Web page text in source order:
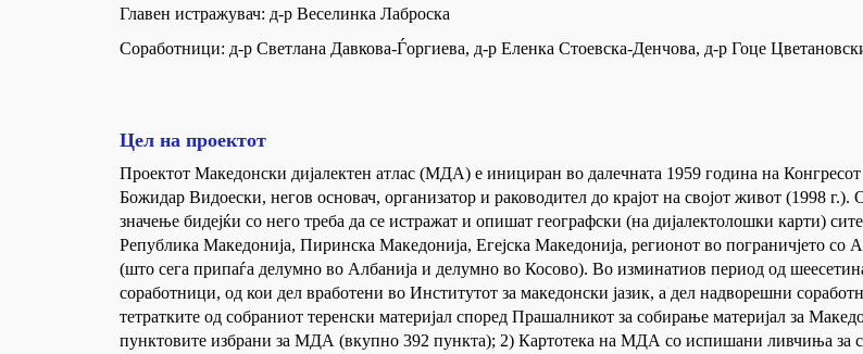
Главен истражувач: д-р Веселинка Лаброска
Соработници: д-р Светлана Давкова-Ѓоргиева, д-р Еленка Стоевска-Денчова, д-р Гоце
Цел на проектот
Проектот Македонски дијалектен атлас (МДА) е инициран во далечната 1959 година на Конгресот
Божидар Видоески, негов основач, организатор и раководител до крајот на својот живот (1998
значење бидејќи со него треба да се истражат и опишат географски (на дијалектолошки карти)
Република Македонија, Пиринска Македонија, Егејска Македонија, регионот во пограничјето со
(што сега припаѓа делумно во Албанија и делумно во Косово). Во изминатиов период од
соработници, од кои дел вработени во Институтот за македонски јазик, а дел надворешни
тетратките од собраниот теренски материјал според Прашалникот за собирање материјал за
пунктовите избрани за МДА (вкупно 392 пункта); 2) Картотека на МДА со испишани ливчиња за